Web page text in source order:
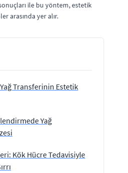
sonuçları ile bu yöntem, estetik
arasında yer alır.
Transferinin Estetik
Yağ
Kök Hücre Tedavisiyle